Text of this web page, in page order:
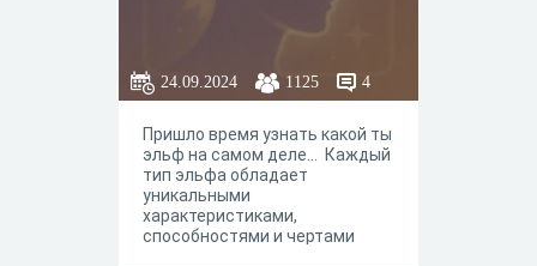
24.09.2024 1125 4
Пришло время узнать какой ты
эльф на самом деле... Каждый
тип эльфа обладает
уникальными
характеристиками,
способностями и чертами